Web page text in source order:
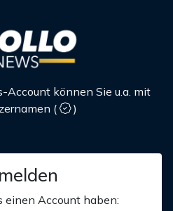
können Sie u.a. mit
(
)
einen Account haben: